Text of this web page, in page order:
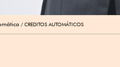
CREDITOS AUTOMÁTICOS